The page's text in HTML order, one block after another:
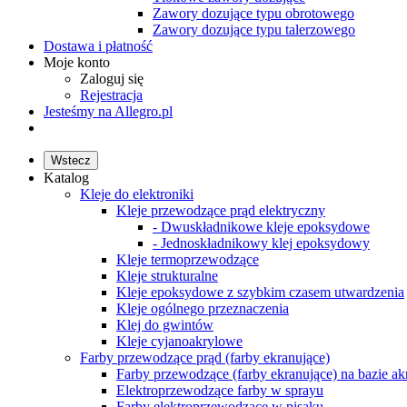
Zawory dozujące typu obrotowego
Zawory dozujące typu talerzowego
Dostawa i płatność
Moje konto
Zaloguj się
Rejestracja
Jesteśmy na Allegro.pl
Wstecz
Katalog
Kleje do elektroniki
Kleje przewodzące prąd elektryczny
- Dwuskładnikowe kleje epoksydowe
- Jednoskładnikowy klej epoksydowy
Kleje termoprzewodzące
Kleje strukturalne
Kleje epoksydowe z szybkim czasem utwardzenia
Kleje ogólnego przeznaczenia
Klej do gwintów
Kleje cyjanoakrylowe
Farby przewodzące prąd (farby ekranujące)
Farby przewodzące (farby ekranujące) na bazie
Elektroprzewodzące farby w sprayu